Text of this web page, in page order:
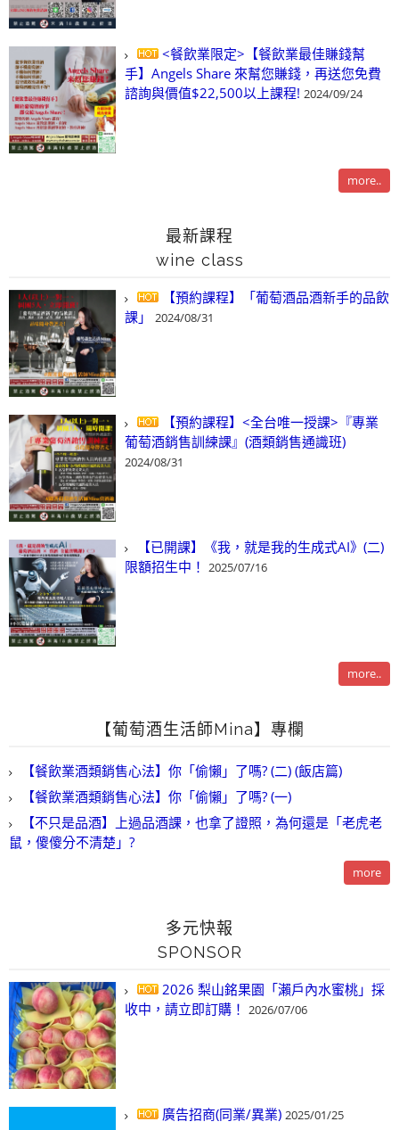
<餐飲業限定>【餐飲業最佳賺錢幫
手】Angels Share 來幫您賺錢，再送您免費
諮詢與價值$22,500以上課程! 2024/09/24
more..
最新課程
wine class
【預約課程】「葡萄酒品酒新手的品飲
課」
2024/08/31
【預約課程】<全台唯一授課>『專業
葡萄酒銷售訓練課』(酒類銷售通識班)
2024/08/31
【已開課】《我，就是我的生成式AI》(二)
限額招生中！ 2025/07/16
more..
【葡萄酒生活師Mina】專欄
【餐飲業酒類銷售心法】你「偷懶」了嗎? (二) (飯店篇)
【餐飲業酒類銷售心法】你「偷懶」了嗎? (一)
【不只是品酒】上過品酒課，也拿了證照，為何還是「老虎老
鼠，傻傻分不清楚」?
more
多元快報
SPONSOR
2026 梨山銘果園「瀨戶內水蜜桃」採
收中，請立即訂購！ 2026/07/06
廣告招商(同業/異業) 2025/01/25